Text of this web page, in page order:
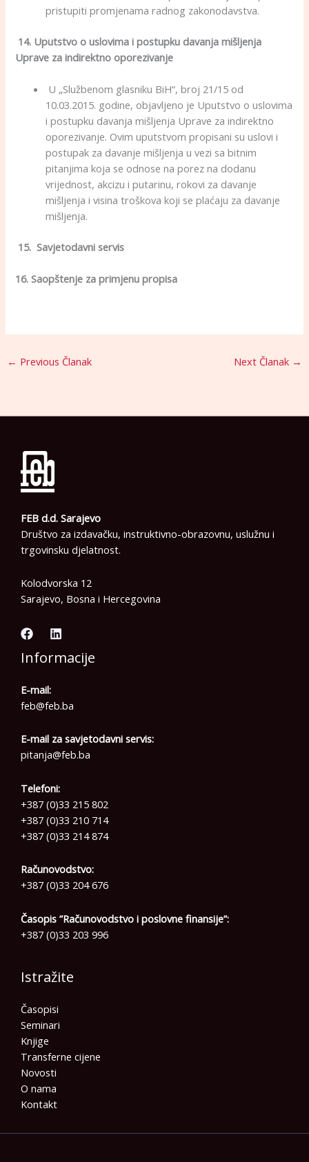
pristupiti promjenama radnog zakonodavstva.
14. Uputstvo o uslovima i postupku davanja mišljenja
Uprave za indirektno oporezivanje
U „Službenom glasniku BiH“, broj 21/15 od
10.03.2015. godine, objavljeno je Uputstvo o uslovima
i postupku davanja mišljenja Uprave za indirektno
oporezivanje. Ovim uputstvom propisani su uslovi i
postupak za davanje mišljenja u vezi sa bitnim
pitanjima koja se odnose na porez na dodanu
vrijednost, akcizu i putarinu, rokovi za davanje
mišljenja i visina troškova koji se plaćaju za davanje
mišljenja.
15. Savjetodavni servis
16. Saopštenje za primjenu propisa
← Previous Članak Next Članak →
FEB d.d. Sarajevo
Društvo za izdavačku, instruktivno-obrazovnu, uslužnu i
trgovinsku djelatnost.
Kolodvorska 12
Sarajevo, Bosna i Hercegovina
Informacije
E-mail:
feb@feb.ba
E-mail za savjetodavni servis:
pitanja@feb.ba
Telefoni:
+387 (0)33 215 802
+387 (0)33 210 714
+387 (0)33 214 874
Računovodstvo:
+387 (0)33 204 676
Časopis ”Računovodstvo i poslovne finansije”:
+387 (0)33 203 996
Istražite
Časopisi
Seminari
Knjige
Transferne cijene
Novosti
O nama
Kontakt